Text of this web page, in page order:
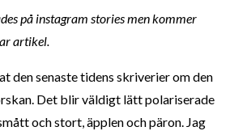
på instagram stories men kommer
artikel.
den senaste tidens skriverier om den
Det blir väldigt lätt polariserade
och stort, äpplen och päron. Jag